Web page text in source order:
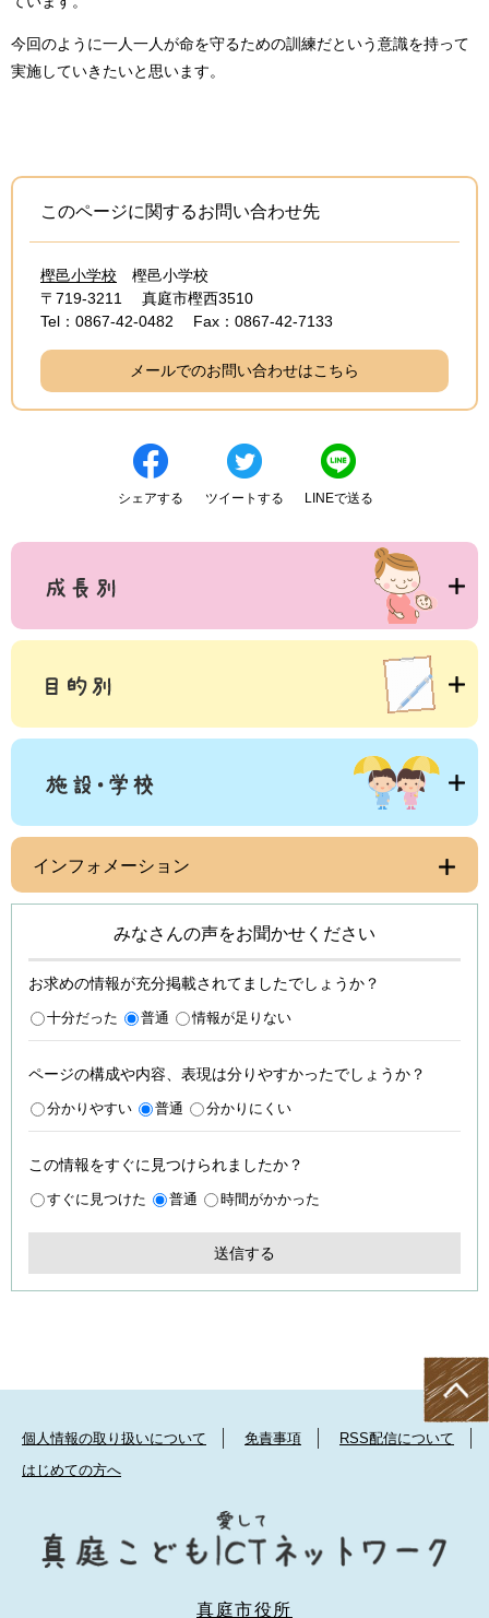
今回のように一人一人が命を守るための訓練だという意識を持って
実施していきたいと思います。
このページに関するお問い合わせ先
樫邑小学校
樫邑小学校
〒719-3211
真庭市樫西3510
Tel：0867-42-0482
Fax：0867-42-7133
メールでのお問い合わせはこちら
シェアする ツイートする LINEで送る
インフォメーション
みなさんの声をお聞かせください
お求めの情報が充分掲載されてましたでしょうか？
十分だった 普通 情報が足りない
ページの構成や内容、表現は分りやすかったでしょうか？
分かりやすい 普通 分かりにくい
この情報をすぐに見つけられましたか？
すぐに見つけた 普通 時間がかかった
個人情報の取り扱いについて 免責事項
RSS配信について
はじめての方へ
真庭市役所